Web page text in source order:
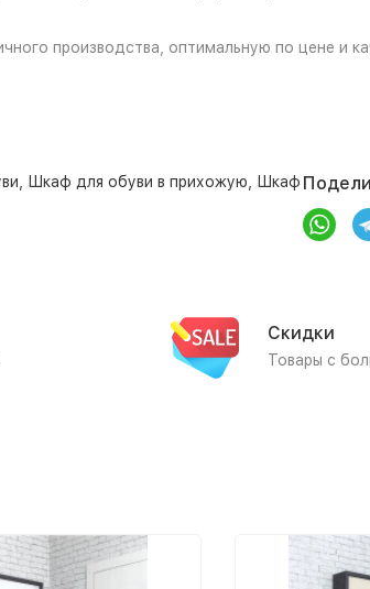
производства, оптимальную по цене и
Шкаф для обуви в прихожую
Шкаф
Скидки
Товары с